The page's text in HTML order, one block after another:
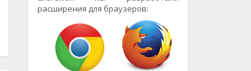
расширения для браузеров: